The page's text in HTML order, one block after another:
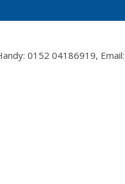
0152 04186919, Email: